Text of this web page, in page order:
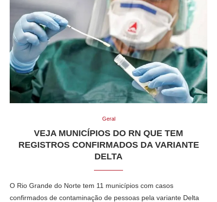
Geral
VEJA MUNICÍPIOS DO RN QUE TEM
REGISTROS CONFIRMADOS DA VARIANTE
DELTA
O Rio Grande do Norte tem 11 municípios com casos
confirmados de contaminação de pessoas pela variante Delta